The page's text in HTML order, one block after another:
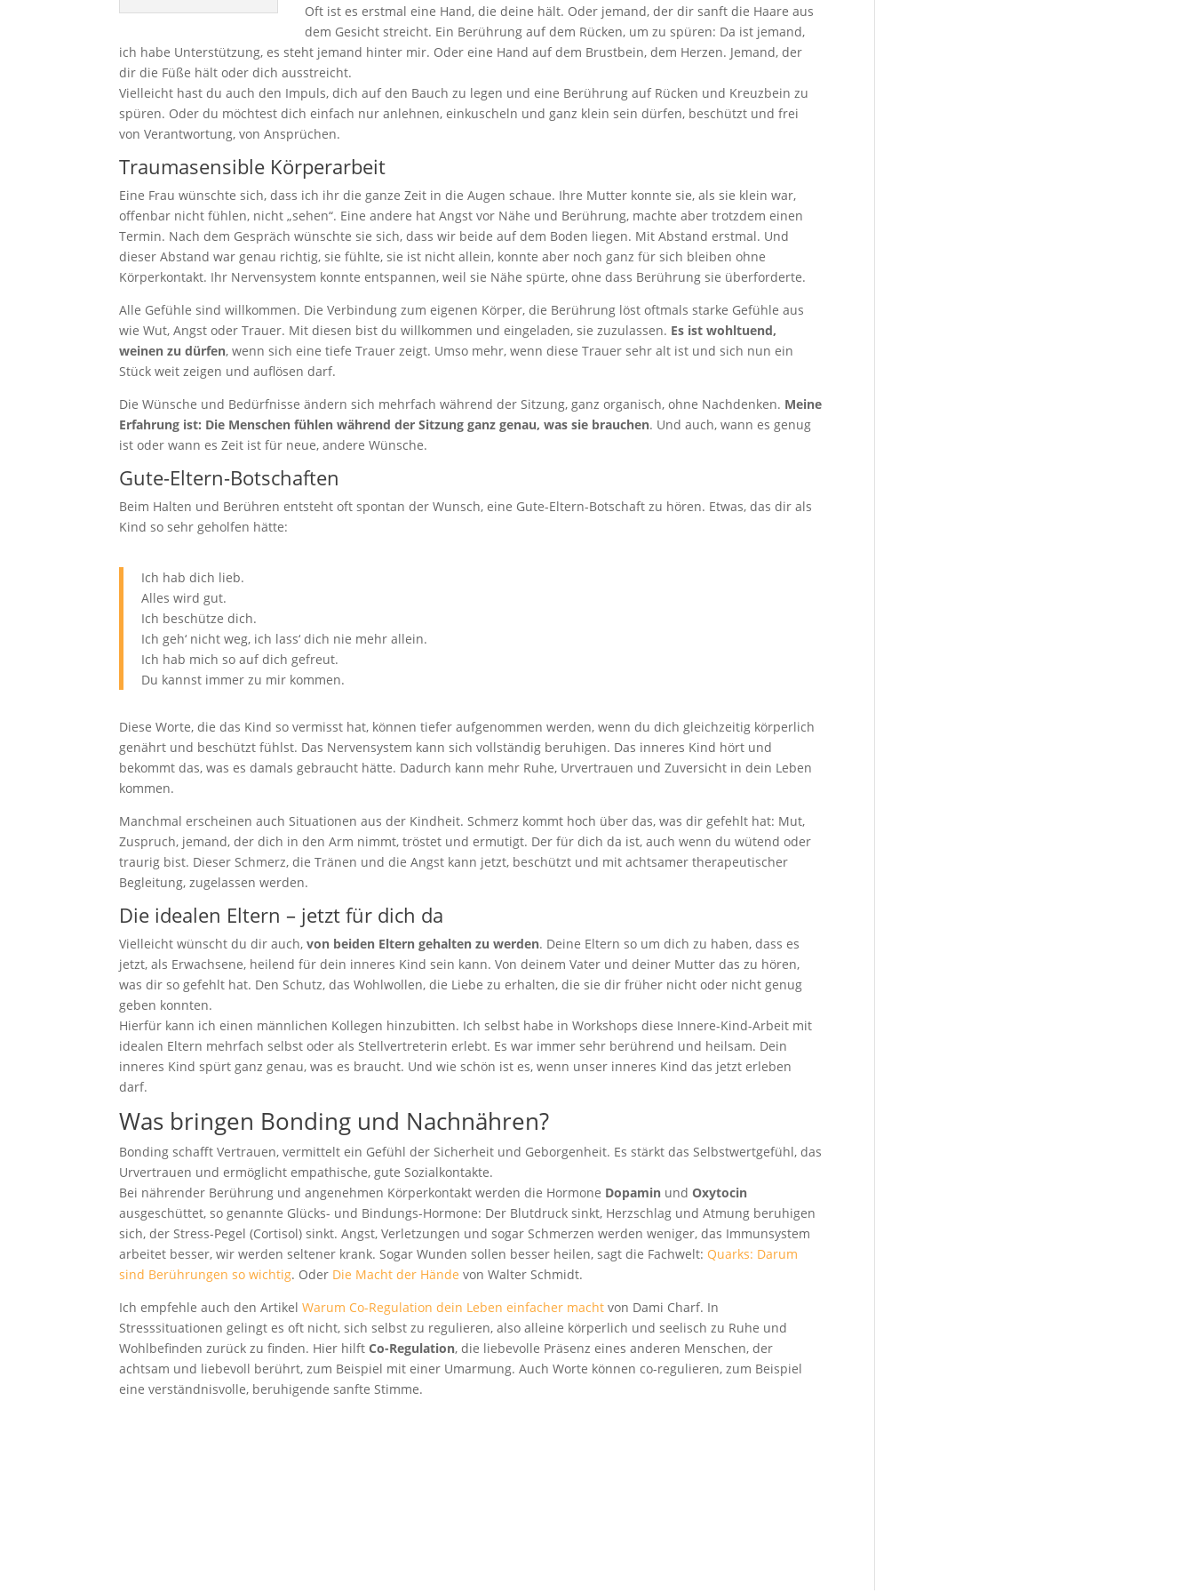
Oft ist es erstmal eine Hand, die deine hält. Oder jemand, der dir sanft die Haare aus
dem Gesicht streicht. Ein Berührung auf dem Rücken, um zu spüren: Da ist jemand,
ich habe Unterstützung, es steht jemand hinter mir. Oder eine Hand auf dem Brustbein, dem Herzen. Jemand, der
dir die Füße hält oder dich ausstreicht.
Vielleicht hast du auch den Impuls, dich auf den Bauch zu legen und eine Berührung auf Rücken und Kreuzbein zu
spüren. Oder du möchtest dich einfach nur anlehnen, einkuscheln und ganz klein sein dürfen, beschützt und frei
von Verantwortung, von Ansprüchen.
Traumasensible Körperarbeit
Eine Frau wünschte sich, dass ich ihr die ganze Zeit in die Augen schaue. Ihre Mutter konnte sie, als sie klein war,
offenbar nicht fühlen, nicht „sehen“. Eine andere hat Angst vor Nähe und Berührung, machte aber trotzdem einen
Termin. Nach dem Gespräch wünschte sie sich, dass wir beide auf dem Boden liegen. Mit Abstand erstmal. Und
dieser Abstand war genau richtig, sie fühlte, sie ist nicht allein, konnte aber noch ganz für sich bleiben ohne
Körperkontakt. Ihr Nervensystem konnte entspannen, weil sie Nähe spürte, ohne dass Berührung sie überforderte.
Alle Gefühle sind willkommen. Die Verbindung zum eigenen Körper, die Berührung löst oftmals starke Gefühle aus
wie Wut, Angst oder Trauer. Mit diesen bist du willkommen und eingeladen, sie zuzulassen. Es ist wohltuend,
weinen zu dürfen, wenn sich eine tiefe Trauer zeigt. Umso mehr, wenn diese Trauer sehr alt ist und sich nun ein
Stück weit zeigen und auflösen darf.
Die Wünsche und Bedürfnisse ändern sich mehrfach während der Sitzung, ganz organisch, ohne Nachdenken. Meine
Erfahrung ist: Die Menschen fühlen während der Sitzung ganz genau, was sie brauchen. Und auch, wann es genug
ist oder wann es Zeit ist für neue, andere Wünsche.
Gute-Eltern-Botschaften
Beim Halten und Berühren entsteht oft spontan der Wunsch, eine Gute-Eltern-Botschaft zu hören. Etwas, das dir als
Kind so sehr geholfen hätte:
Ich hab dich lieb.
Alles wird gut.
Ich beschütze dich.
Ich geh‘ nicht weg, ich lass‘ dich nie mehr allein.
Ich hab mich so auf dich gefreut.
Du kannst immer zu mir kommen.
Diese Worte, die das Kind so vermisst hat, können tiefer aufgenommen werden, wenn du dich gleichzeitig körperlich
genährt und beschützt fühlst. Das Nervensystem kann sich vollständig beruhigen. Das inneres Kind hört und
bekommt das, was es damals gebraucht hätte. Dadurch kann mehr Ruhe, Urvertrauen und Zuversicht in dein Leben
kommen.
Manchmal erscheinen auch Situationen aus der Kindheit. Schmerz kommt hoch über das, was dir gefehlt hat: Mut,
Zuspruch, jemand, der dich in den Arm nimmt, tröstet und ermutigt. Der für dich da ist, auch wenn du wütend oder
traurig bist. Dieser Schmerz, die Tränen und die Angst kann jetzt, beschützt und mit achtsamer therapeutischer
Begleitung, zugelassen werden.
Die idealen Eltern – jetzt für dich da
Vielleicht wünscht du dir auch,von beiden Eltern gehalten zu werden. Deine Eltern so um dich zu haben, dass es
jetzt, als Erwachsene, heilend für dein inneres Kind sein kann. Von deinem Vater und deiner Mutter das zu hören,
was dir so gefehlt hat. Den Schutz, das Wohlwollen, die Liebe zu erhalten, die sie dir früher nicht oder nicht genug
geben konnten.
Hierfür kann ich einen männlichen Kollegen hinzubitten. Ich selbst habe in Workshops diese Innere-Kind-Arbeit mit
idealen Eltern mehrfach selbst oder als Stellvertreterin erlebt. Es war immer sehr berührend und heilsam. Dein
inneres Kind spürt ganz genau, was es braucht. Und wie schön ist es, wenn unser inneres Kind das jetzt erleben
darf.
Was bringen Bonding und Nachnähren?
Bonding schafft Vertrauen, vermittelt ein Gefühl der Sicherheit und Geborgenheit. Es stärkt das Selbstwertgefühl, das
Urvertrauen und ermöglicht empathische, gute Sozialkontakte.
Bei nährender Berührung und angenehmen Körperkontakt werden die Hormone Dopamin undOxytocin
ausgeschüttet, so genannte Glücks- und Bindungs-Hormone: Der Blutdruck sinkt, Herzschlag und Atmung beruhigen
sich, der Stress-Pegel (Cortisol) sinkt. Angst, Verletzungen und sogar Schmerzen werden weniger, das Immunsystem
arbeitet besser, wir werden seltener krank. Sogar Wunden sollen besser heilen, sagt die Fachwelt: Quarks: Darum
sind Berührungen so wichtig. Oder Die Macht der Hände von Walter Schmidt.
Ich empfehle auch den ArtikelWarum Co-Regulation dein Leben einfacher macht von Dami Charf. In
Stresssituationen gelingt es oft nicht, sich selbst zu regulieren, also alleine körperlich und seelisch zu Ruhe und
Wohlbefinden zurück zu finden. Hier hilftCo-Regulation, die liebevolle Präsenz eines anderen Menschen, der
achtsam und liebevoll berührt, zum Beispiel mit einer Umarmung. Auch Worte können co-regulieren, zum Beispiel
eine verständnisvolle, beruhigende sanfte Stimme.